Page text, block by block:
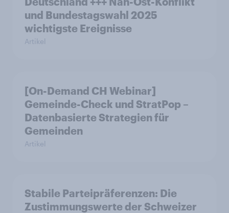
und Bundestagswahl 2025
wichtigste Ereignisse
Artikel
[On-Demand CH Webinar]
Gemeinde-Check und StratPop –
Datenbasierte Strategien für
Gemeinden
Artikel
Stabile Parteipräferenzen: Die
Zustimmungswerte der Schweizer